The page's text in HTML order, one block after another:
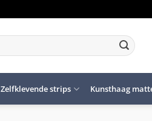
Zelfklevende strips Kunsthaag